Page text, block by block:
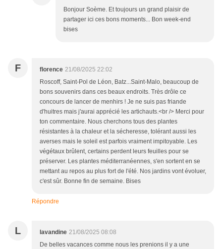
Bonjour Soème. Et toujours un grand plaisir de
partager ici ces bons moments... Bon week-end
bises
F florence 21/08/2025 22:02
Roscoff, Saint-Pol de Léon, Batz...Saint-Malo, beaucoup de
bons souvenirs dans ces beaux endroits. Très drôle ce
concours de lancer de menhirs ! Je ne suis pas friande
d'huitres mais j'aurai apprécié les artichauts.<br /> Merci pour
ton commentaire. Nous cherchons tous des plantes
résistantes à la chaleur et la sécheresse, tolérant aussi les
averses mais le soleil est parfois vraiment impitoyable. Les
végétaux brûlent, certains perdent leurs feuilles pour se
préserver. Les plantes méditerranéennes, s'en sortent en se
mettant au repos au plus fort de l'été. Nos jardins vont évoluer,
c'est sûr. Bonne fin de semaine. Bises
Répondre
L lavandine 21/08/2025 08:08
De belles vacances comme nous les prenions il y a une